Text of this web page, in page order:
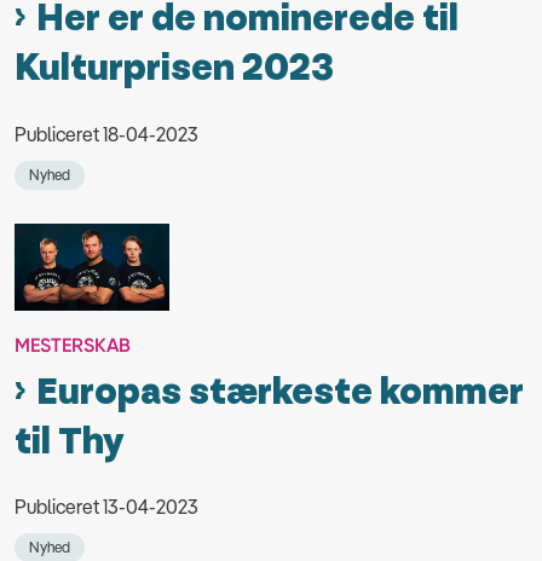
Her er de nominerede til
Kulturprisen 2023
Publiceret 18-04-2023
Nyhed
MESTERSKAB
Europas stærkeste kommer
til Thy
Publiceret 13-04-2023
Nyhed